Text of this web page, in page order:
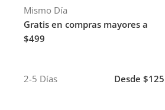
Mismo Día
Gratis en compras mayores a
$499
2-5 Días Desde $125